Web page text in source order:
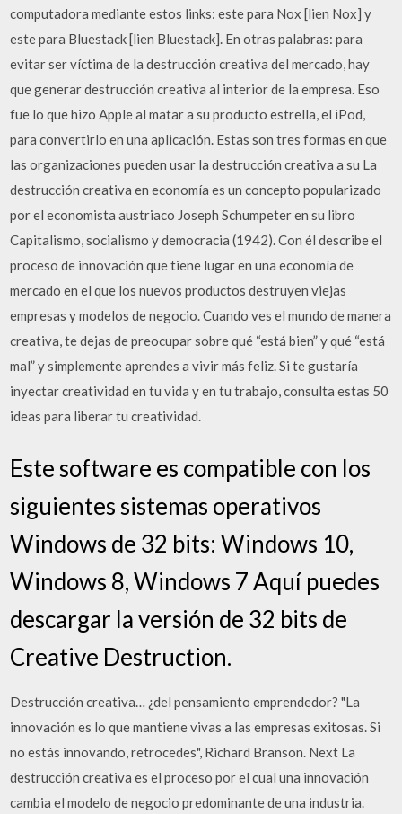
computadora mediante estos links: este para Nox [lien Nox] y
este para Bluestack [lien Bluestack]. En otras palabras: para
evitar ser víctima de la destrucción creativa del mercado, hay
que generar destrucción creativa al interior de la empresa. Eso
fue lo que hizo Apple al matar a su producto estrella, el iPod,
para convertirlo en una aplicación. Estas son tres formas en que
las organizaciones pueden usar la destrucción creativa a su La
destrucción creativa en economía es un concepto popularizado
por el economista austriaco Joseph Schumpeter en su libro
Capitalismo, socialismo y democracia (1942). Con él describe el
proceso de innovación que tiene lugar en una economía de
mercado en el que los nuevos productos destruyen viejas
empresas y modelos de negocio. Cuando ves el mundo de manera
creativa, te dejas de preocupar sobre qué “está bien” y qué “está
mal” y simplemente aprendes a vivir más feliz. Si te gustaría
inyectar creatividad en tu vida y en tu trabajo, consulta estas 50
ideas para liberar tu creatividad.
Este software es compatible con los
siguientes sistemas operativos
Windows de 32 bits: Windows 10,
Windows 8, Windows 7 Aquí puedes
descargar la versión de 32 bits de
Creative Destruction.
Destrucción creativa… ¿del pensamiento emprendedor? "La
innovación es lo que mantiene vivas a las empresas exitosas. Si
no estás innovando, retrocedes", Richard Branson. Next La
destrucción creativa es el proceso por el cual una innovación
cambia el modelo de negocio predominante de una industria.